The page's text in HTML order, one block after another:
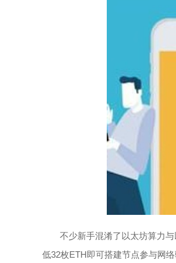
不少新手混淆了以太坊算力
低32枚ETH即可搭建节点参与网